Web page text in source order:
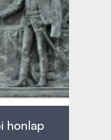
honlap